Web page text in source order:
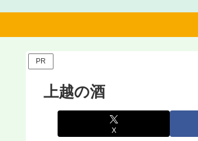
PR
上越の酒
X